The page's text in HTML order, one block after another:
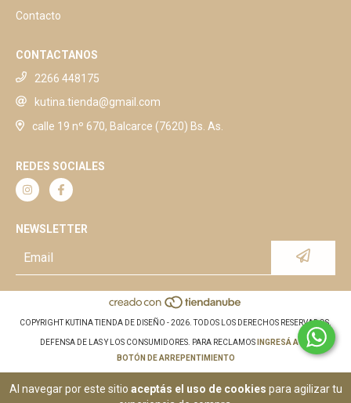
Al navegar por este sitio aceptás el uso de cookies para agilizar tu
Contacto
CONTACTANOS
2266 448175
kutina.tienda@gmail.com
calle 19 nº 670, Balcarce (7620) Bs. As.
REDES SOCIALES
NEWSLETTER
COPYRIGHT KUTINA TIENDA DE DISEÑO - 2026. TODOS LOS DERECHOS RESERVADOS.
DEFENSA DE LAS Y LOS CONSUMIDORES. PARA RECLAMOS
INGRESÁ ACÁ.
BOTÓN DE ARREPENTIMIENTO